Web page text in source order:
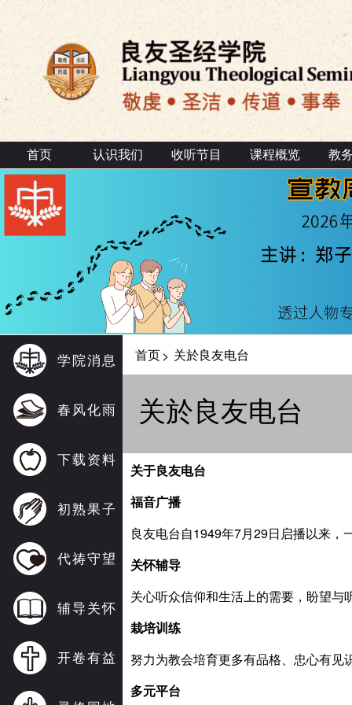
首页 认识我们 收听节目 课程概览 教
学院消息
春风化雨
下载资料
初熟果子
代祷守望
辅导关怀
开卷有益
首页> 关於良友电台
关於良友电台
关于良友电台
福音广播
良友电台自1949年7月29日启播以来，
关怀辅导
关心听众信仰和生活上的需要，盼望
栽培训练
努力为教会培育更多有品格、忠心有见
多元平台